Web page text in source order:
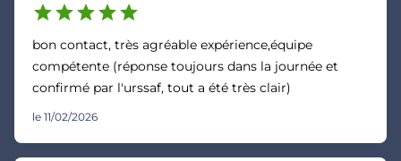
starstarstarstarstar
bon contact, très agréable expérience,équipe
compétente (réponse toujours dans la journée et
confirmé par l'urssaf, tout a été très clair)
le 11/02/2026